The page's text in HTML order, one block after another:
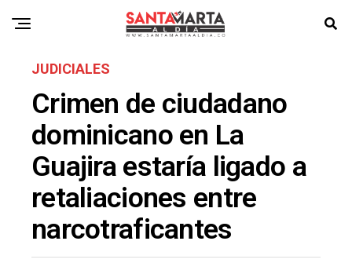
JUDICIALES
Crimen de ciudadano
dominicano en La
Guajira estaría ligado a
retaliaciones entre
narcotraficantes